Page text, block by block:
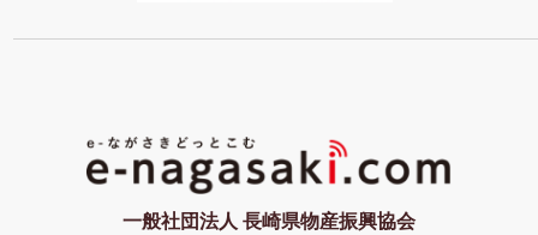
一般社団法人 長崎県物産振興協会